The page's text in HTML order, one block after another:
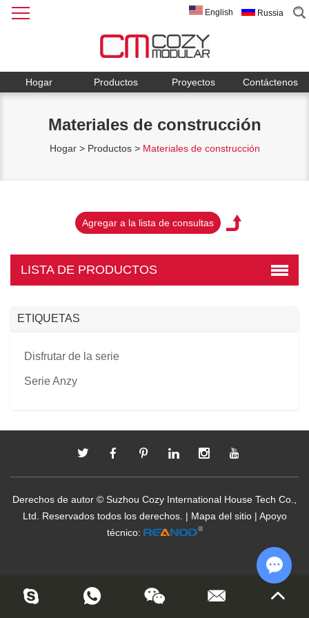
English Russia
Hogar Productos Proyectos Contáctenos
Materiales de construcción
Hogar> Productos> Materiales de construcción
LISTA DE PRODUCTOS
ETIQUETAS
Disfrutar de la serie
Serie Anzy
Derechos de autor © Suzhou Cozy International House Tech Co.,
Ltd. Reservados todos los derechos. | Mapa del sitio| Apoyo
técnico:
Chat